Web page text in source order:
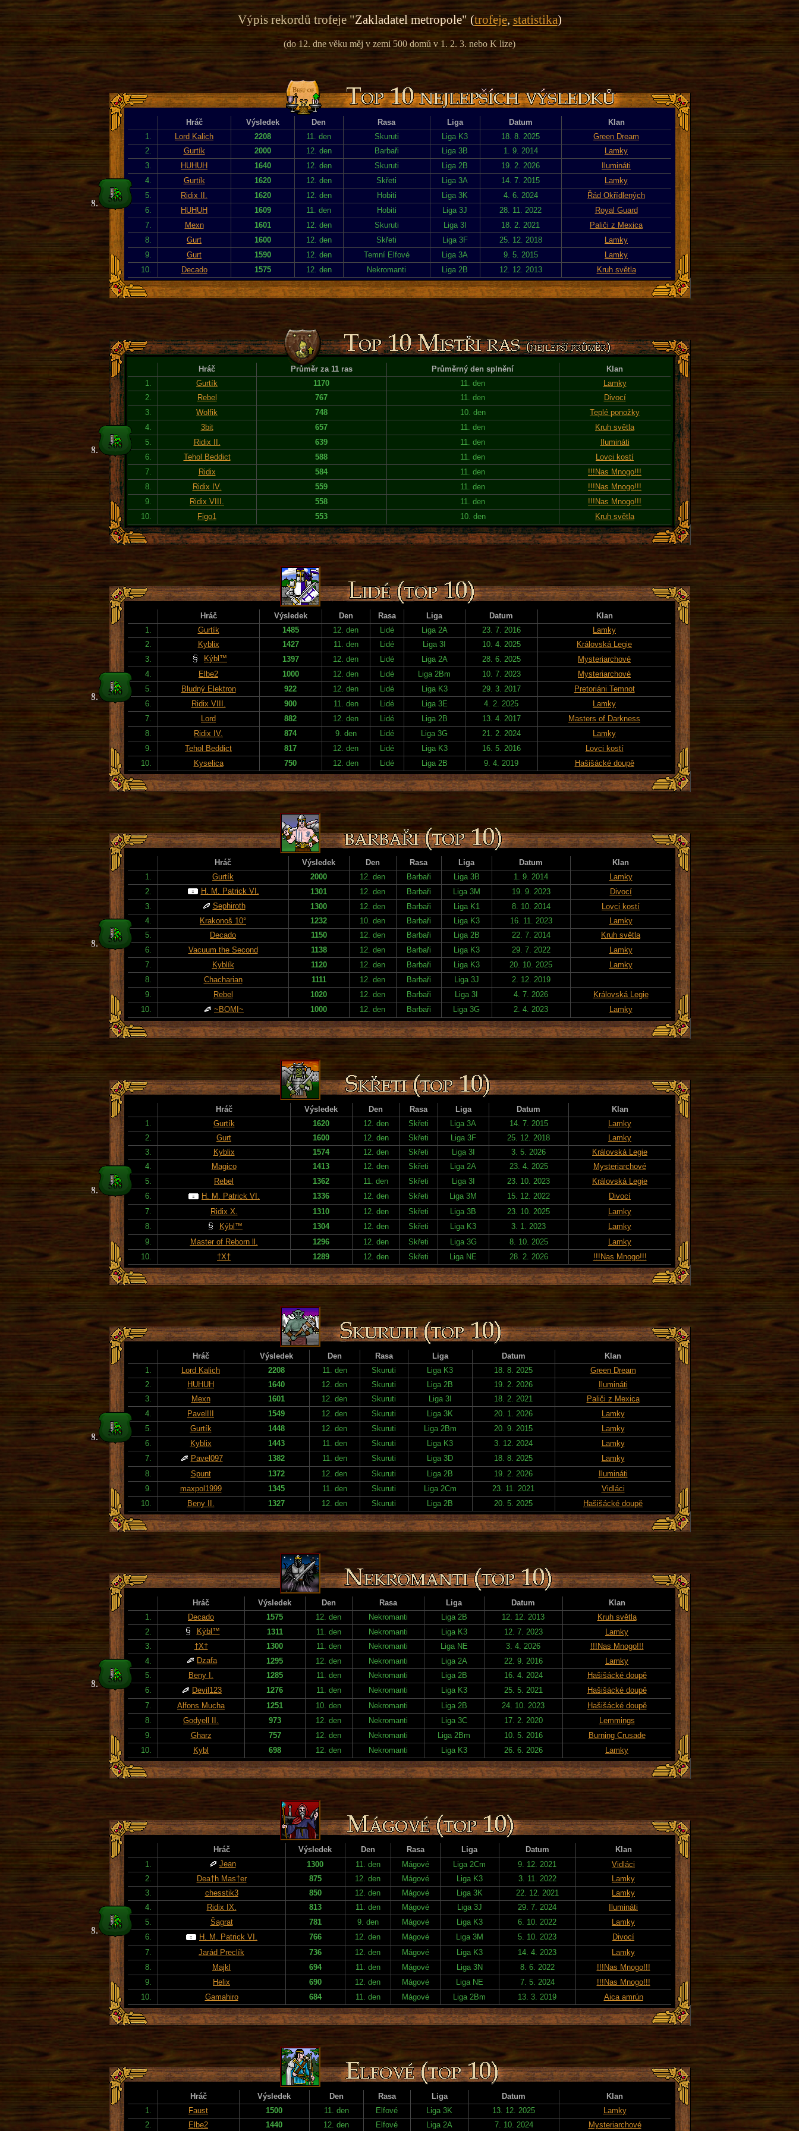
Výpis rekordů trofeje "Zakladatel metropole" (trofeje,statistika)
(do 12. dne věku měj v zemi 500 domů v 1. 2. 3. nebo K lize)
Hráč Výsledek Den Rasa Liga Datum
Klan
1.
Lord Kalich 2208 11. den Skuruti Liga K3 18. 8. 2025
Green Dream
2.
Gurtík 2000 12. den Barbaři Liga 3B 1. 9. 2014
Lamky
3.
HUHUH 1640 12. den Skuruti Liga 2B 19. 2. 2026
Ilumináti
4.
Gurtík 1620 12. den Skřeti Liga 3A 14. 7. 2015
Lamky
5.
Ridix II. 1620 12. den Hobiti Liga 3K 4. 6. 2024
Řád Okřídlených
6.
HUHUH 1609 11. den Hobiti Liga 3J 28. 11. 2022
Royal Guard
7.
Mexn 1601 12. den Skuruti Liga 3I 18. 2. 2021
Paliči z Mexica
8.
Gurt 1600 12. den Skřeti Liga 3F 25. 12. 2018
Lamky
9.
Gurt 1590 12. den Temní Elfové Liga 3A 9. 5. 2015
Lamky
10.
Decado 1575 12. den Nekromanti Liga 2B 12. 12. 2013 Kruh světla
Hráč Průměr za 11 ras Průměrný den splnění
Klan
1.
Gurtík 1170 11. den
Lamky
2.
Rebel 767 11. den
Divocí
3.
Wolfik 748 10. den
Teplé ponožky
4.
3bit 657 11. den
Kruh světla
5.
Ridix II. 639 11. den
Ilumináti
6.
Tehol Beddict 588 11. den
Lovci kostí
7.
Ridix 584 11. den
!!!Nas Mnogo!!!
8.
Ridix IV. 559 11. den
!!!Nas Mnogo!!!
9.
Ridix VIII. 558 11. den
!!!Nas Mnogo!!!
10.
Figo1 553 10. den Kruh světla
Hráč Výsledek Den Rasa Liga Datum
Klan
1.
Gurtík 1485 12. den Lidé Liga 2A 23. 7. 2016
Lamky
2.
Kyblix 1427 11. den Lidé Liga 3I 10. 4. 2025
Královská Legie
3.
Kýbl™ 1397 12. den Lidé Liga 2A 28. 6. 2025
Mysteriarchové
4.
Elbe2 1000 12. den Lidé Liga 2Bm 10. 7. 2023
Mysteriarchové
5.
Bludný Elektron 922 12. den Lidé Liga K3 29. 3. 2017
Pretoriáni Temnot
6.
Ridix VIII. 900 11. den Lidé Liga 3E 4. 2. 2025
Lamky
7.
Lord 882 12. den Lidé Liga 2B 13. 4. 2017
Masters of Darkness
8.
Ridix IV. 874 9. den Lidé Liga 3G 21. 2. 2024
Lamky
9.
Tehol Beddict 817 12. den Lidé Liga K3 16. 5. 2016
Lovci kostí
10.
Kyselica 750 12. den Lidé Liga 2B 9. 4. 2019 Hašišácké doupě
Hráč Výsledek Den Rasa Liga Datum
Klan
1.
Gurtík 2000 12. den Barbaři Liga 3B 1. 9. 2014
Lamky
2.
H. M. Patrick VI. 1301 12. den Barbaři Liga 3M 19. 9. 2023
Divocí
3.
Sephiroth 1300 12. den Barbaři Liga K1 8. 10. 2014
Lovci kostí
4.
Krakonoš 10° 1232 10. den Barbaři Liga K3 16. 11. 2023
Lamky
5.
Decado 1150 12. den Barbaři Liga 2B 22. 7. 2014
Kruh světla
6.
Vacuum the Second 1138 12. den Barbaři Liga K3 29. 7. 2022
Lamky
7.
Kyblík 1120 12. den Barbaři Liga K3 20. 10. 2025
Lamky
8.
Chacharian 1111 12. den Barbaři Liga 3J
2. 12. 2019
9.
Rebel 1020 12. den Barbaři Liga 3I 4. 7. 2026
Královská Legie
10.
~BOMI~ 1000 12. den Barbaři Liga 3G 2. 4. 2023 Lamky
Hráč Výsledek Den Rasa Liga Datum
Klan
1.
Gurtík 1620 12. den Skřeti Liga 3A 14. 7. 2015
Lamky
2.
Gurt 1600 12. den Skřeti Liga 3F 25. 12. 2018
Lamky
3.
Kyblix 1574 12. den Skřeti Liga 3I 3. 5. 2026
Královská Legie
4.
Magico 1413 12. den Skřeti Liga 2A 23. 4. 2025
Mysteriarchové
5.
Rebel 1362 11. den Skřeti Liga 3I 23. 10. 2023
Královská Legie
6.
H. M. Patrick VI. 1336 12. den Skřeti Liga 3M 15. 12. 2022
Divocí
7.
Ridix X. 1310 12. den Skřeti Liga 3B 23. 10. 2025
Lamky
8.
Kýbl™ 1304 12. den Skřeti Liga K3 3. 1. 2023
Lamky
9.
Master of Reborn ll. 1296 12. den Skřeti Liga 3G 8. 10. 2025
Lamky
10.
†X† 1289 12. den Skřeti Liga NE 28. 2. 2026 !!!Nas Mnogo!!!
Hráč Výsledek Den Rasa Liga Datum
Klan
1.
Lord Kalich 2208 11. den Skuruti Liga K3 18. 8. 2025
Green Dream
2.
HUHUH 1640 12. den Skuruti Liga 2B 19. 2. 2026
Ilumináti
3.
Mexn 1601 12. den Skuruti Liga 3I 18. 2. 2021
Paliči z Mexica
4.
PavelIII 1549 12. den Skuruti Liga 3K 20. 1. 2026
Lamky
5.
Gurtík 1448 12. den Skuruti Liga 2Bm 20. 9. 2015
Lamky
6.
Kyblix 1443 11. den Skuruti Liga K3 3. 12. 2024
Lamky
7.
Pavel097 1382 11. den Skuruti Liga 3D 18. 8. 2025
Lamky
8.
Spunt 1372 12. den Skuruti Liga 2B 19. 2. 2026
Ilumináti
9.
maxpol1999 1345 11. den Skuruti Liga 2Cm 23. 11. 2021
Vidláci
10.
Beny II. 1327 12. den Skuruti Liga 2B 20. 5. 2025 Hašišácké doupě
Hráč Výsledek Den Rasa Liga Datum
Klan
1.
Decado 1575 12. den Nekromanti Liga 2B 12. 12. 2013
Kruh světla
2.
Kýbl™ 1311 11. den Nekromanti Liga K3 12. 7. 2023
Lamky
3.
†X† 1300 11. den Nekromanti Liga NE 3. 4. 2026
!!!Nas Mnogo!!!
4.
Dzafa 1295 12. den Nekromanti Liga 2A 22. 9. 2016
Lamky
5.
Beny I. 1285 11. den Nekromanti Liga 2B 16. 4. 2024
Hašišácké doupě
6.
Devil123 1276 11. den Nekromanti Liga K3 25. 5. 2021
Hašišácké doupě
7.
Alfons Mucha 1251 10. den Nekromanti Liga 2B 24. 10. 2023
Hašišácké doupě
8.
Godyell II. 973 12. den Nekromanti Liga 3C 17. 2. 2020
Lemmings
9.
Gharz 757 12. den Nekromanti Liga 2Bm 10. 5. 2016
Burning Crusade
10.
Kybl 698 12. den Nekromanti Liga K3 26. 6. 2026 Lamky
Hráč Výsledek Den Rasa Liga Datum
Klan
1.
Jean 1300 11. den Mágové Liga 2Cm 9. 12. 2021
Vidláci
2.
Dea†h Mas†er 875 12. den Mágové Liga K3 3. 11. 2022
Lamky
3.
chesstik3 850 12. den Mágové Liga 3K 22. 12. 2021
Lamky
4.
Ridix IX. 813 11. den Mágové Liga 3J 29. 7. 2024
Ilumináti
5.
Šagrat 781 9. den Mágové Liga K3 6. 10. 2022
Lamky
6.
H. M. Patrick VI. 766 12. den Mágové Liga 3M 5. 10. 2023
Divocí
7.
Jarád Preclík 736 12. den Mágové Liga K3 14. 4. 2023
Lamky
8.
Majkl 694 11. den Mágové Liga 3N 8. 6. 2022
!!!Nas Mnogo!!!
9.
Helix 690 12. den Mágové Liga NE 7. 5. 2024
!!!Nas Mnogo!!!
10.
Gamahiro 684 11. den Mágové Liga 2Bm 13. 3. 2019 Aica amrún
Hráč Výsledek Den Rasa Liga Datum
Klan
1.
Faust 1500 11. den Elfové Liga 3K 13. 12. 2025
Lamky
2.
Elbe2 1440 12. den Elfové Liga 2A 7. 10. 2024 Mysteriarchové